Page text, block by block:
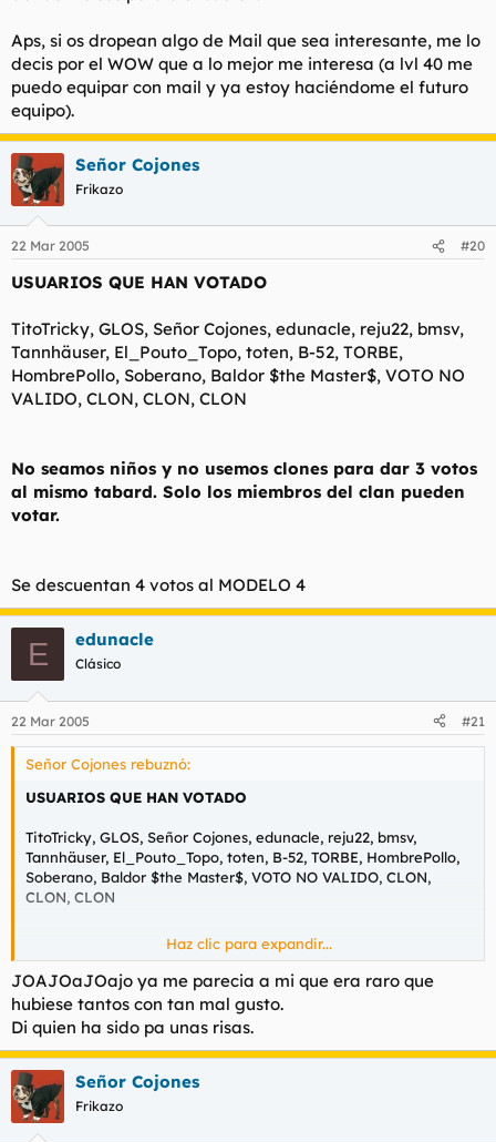
Aps, si os dropean algo de Mail que sea interesante, me lo
decis por el WOW que a lo mejor me interesa (a lvl 40 me
puedo equipar con mail y ya estoy haciéndome el futuro
equipo).
Señor Cojones
Frikazo
22 Mar 2005 #20
USUARIOS QUE HAN VOTADO
TitoTricky, GLOS, Señor Cojones, edunacle, reju22, bmsv,
Tannhäuser, El_Pouto_Topo, toten, B-52, TORBE,
HombrePollo, Soberano, Baldor $the Master$, VOTO NO
VALIDO, CLON, CLON, CLON
No seamos niños y no usemos clones para dar 3 votos
al mismo tabard. Solo los miembros del clan pueden
votar.
Se descuentan 4 votos al MODELO 4
E edunacle
Clásico
22 Mar 2005 #21
Señor Cojones rebuznó:
USUARIOS QUE HAN VOTADO
TitoTricky, GLOS, Señor Cojones, edunacle, reju22, bmsv,
Tannhäuser, El_Pouto_Topo, toten, B-52, TORBE, HombrePollo,
Soberano, Baldor $the Master$, VOTO NO VALIDO, CLON,
CLON, CLON
No seamos niños y no usemos clones para dar 3 votos al
mismo tabard. Solo los miembros del clan pueden votar.
Se descuentan 4 votos al MODELO 4
Haz clic para expandir...
JOAJOaJOajo ya me parecia a mi que era raro que
hubiese tantos con tan mal gusto.
Di quien ha sido pa unas risas.
Señor Cojones
Frikazo